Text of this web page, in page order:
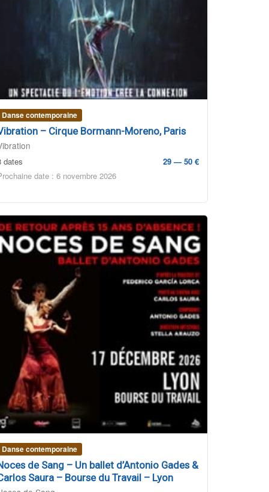
Danse contemporaine
– Cirque Bormann-Moreno, Paris
dates
29 — 50 €
date : 6 novembre 2026
Danse contemporaine
de Sang – Un ballet d’Antonio Gades &
Saura – Bourse du Travail – Lyon